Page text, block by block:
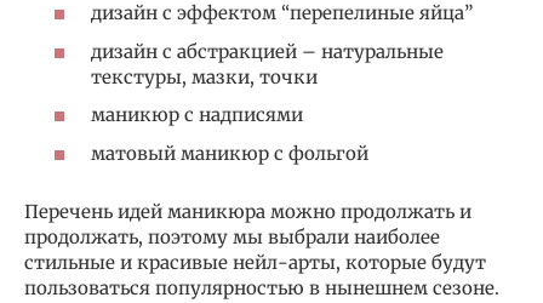
дизайн с эффектом “перепелиные яйца”
дизайн с абстракцией – натуральные
текстуры, мазки, точки
маникюр с надписями
матовый маникюр с фольгой
Перечень идей маникюра можно продолжать и
продолжать, поэтому мы выбрали наиболее
стильные и красивые нейл-арты, которые будут
пользоваться популярностью в нынешнем сезоне.